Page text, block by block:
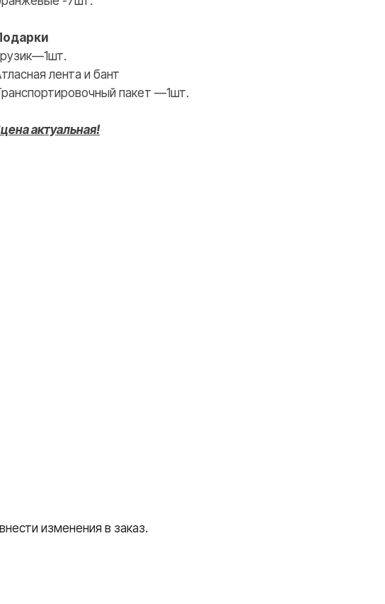
лента и бант
пакет —1шт.
актуальная!
изменения в заказ.